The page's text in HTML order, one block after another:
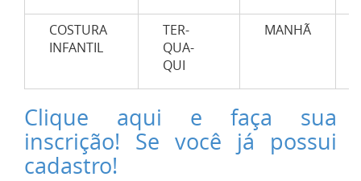
COSTURA
INFANTIL
TER-
QUA-
QUI
MANHÃ
Clique aqui e faça sua
inscrição! Se você já possui
cadastro!